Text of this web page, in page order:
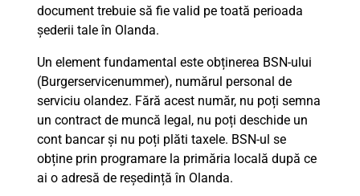
document trebuie să fie valid pe toată perioada
șederii tale în Olanda.
Un element fundamental este obținerea BSN-ului
(Burgerservicenummer), numărul personal de
serviciu olandez. Fără acest număr, nu poți semna
un contract de muncă legal, nu poți deschide un
cont bancar și nu poți plăti taxele. BSN-ul se
obține prin programare la primăria locală după ce
ai o adresă de reședință în Olanda.